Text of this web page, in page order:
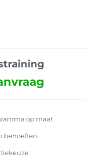
op maat
behoeften